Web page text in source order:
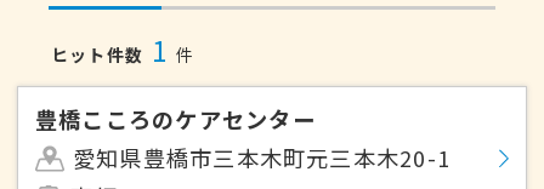
ヒット件数 1 件
豊橋こころのケアセンター
愛知県豊橋市三本木町元三本木20-1